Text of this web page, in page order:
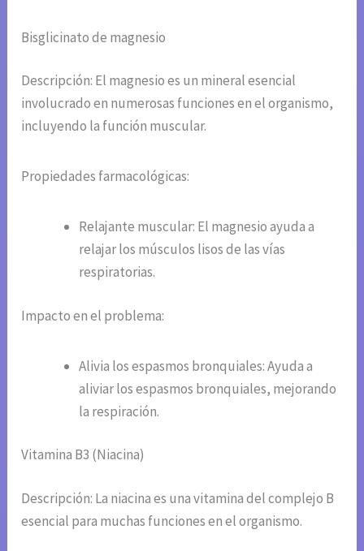
Bisglicinato de magnesio
Descripción: El magnesio es un mineral esencial
involucrado en numerosas funciones en el organismo,
incluyendo la función muscular.
Propiedades farmacológicas:
Relajante muscular: El magnesio ayuda a
relajar los músculos lisos de las vías
respiratorias.
Impacto en el problema:
Alivia los espasmos bronquiales: Ayuda a
aliviar los espasmos bronquiales, mejorando
la respiración.
Vitamina B3 (Niacina)
Descripción: La niacina es una vitamina del complejo B
esencial para muchas funciones en el organismo.